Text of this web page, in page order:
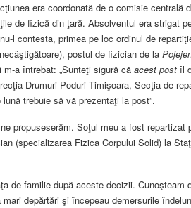
era coordonată de o comisie centrală
de fizică din ţară. Absolventul era strigat
l contesta, primea pe loc ordinul de
postul de fizician de la
m-a întrebat: „Sunteţi sigură căacest post îl
Drumuri Poduri Timişoara, Secţia de
trebuie să vă prezentaţi la post”.
propuseserăm. Soţul meu a fost repartizat
(specializarea Fizica Corpului Solid) la
de familie după aceste decizii. Cunoşteam
depărtări şi începeau demersurile